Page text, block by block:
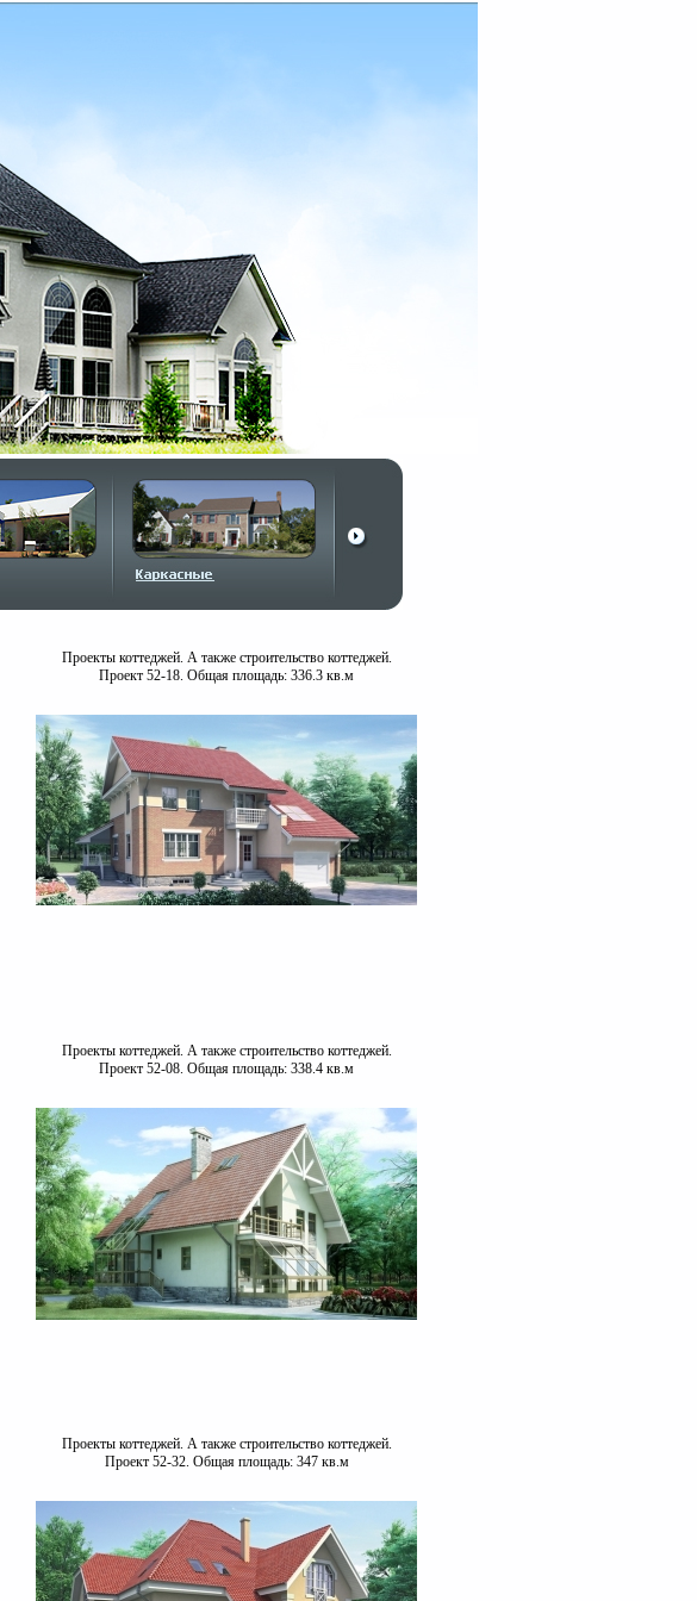
Проекты коттеджей. А также строительство коттеджей.
Проект 52-18. Общая площадь: 336.3 кв.м
Проекты коттеджей. А также строительство коттеджей.
Проект 52-08. Общая площадь: 338.4 кв.м
Проекты коттеджей. А также строительство коттеджей.
Проект 52-32. Общая площадь: 347 кв.м